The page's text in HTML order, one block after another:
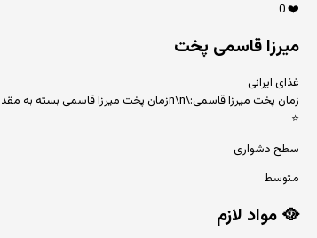
❤️
0
میرزا قاسمی پخت
غذای ایرانی
زمان پخت میرزا قاسمی:\n\nزمان پخت میرزا قاسمی بسته به مقدار و نوع آن متفاوت است.\n• معمولاً 1-2 ساعت\n• بگذارید خوب جا بیفتد\n\nبرای زمان دقیق پخت میرزا قاسمی، از بخش دستور پخت‌ها استفاده کنید.
⭐
سطح دشواری
متوسط
🥘 مواد لازم